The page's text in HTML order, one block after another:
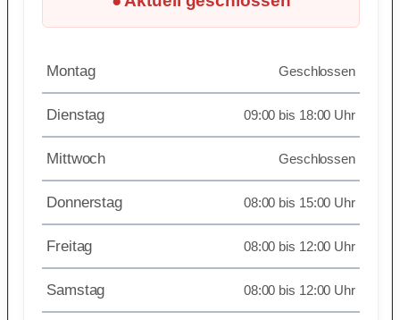
Montag Geschlossen
Dienstag 09:00 bis 18:00 Uhr
Mittwoch Geschlossen
Donnerstag 08:00 bis 15:00 Uhr
Freitag 08:00 bis 12:00 Uhr
Samstag 08:00 bis 12:00 Uhr